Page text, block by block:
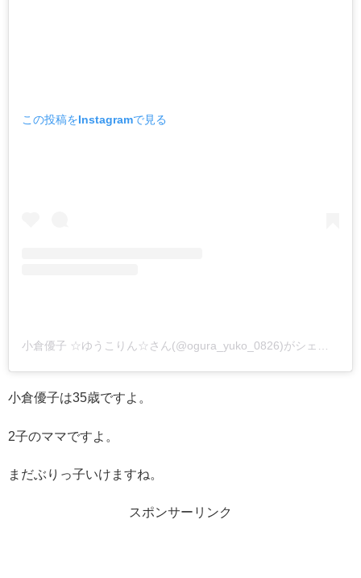
この投稿をInstagramで見る
小倉優子は35歳ですよ。
2子のママですよ。
まだぶりっ子いけますね。
スポンサーリンク